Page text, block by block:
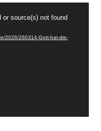
or source(s) not found
2026/260314-Gott-hat-die-